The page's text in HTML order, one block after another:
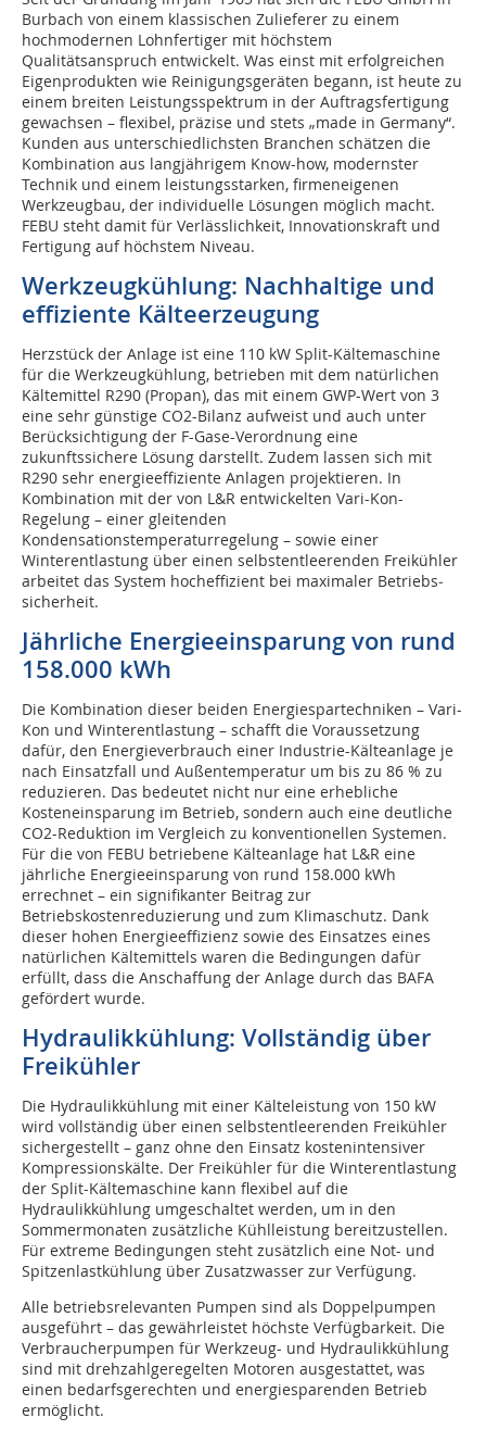
Burbach von einem klassischen Zulieferer zu einem
hochmodernen Lohnfertiger mit höchstem
Qualitätsanspruch entwickelt. Was einst mit erfolgreichen
Eigenprodukten wie Reinigungsgeräten begann, ist heute zu
einem breiten Leistungsspektrum in der Auftragsfertigung
gewachsen – flexibel, präzise und stets „made in Germany“.
Kunden aus unterschiedlichsten Branchen schätzen die
Kombination aus langjährigem Know-how, modernster
Technik und einem leistungsstarken, firmeneigenen
Werkzeugbau, der individuelle Lösungen möglich macht.
FEBU steht damit für Verlässlichkeit, Innovationskraft und
Fertigung auf höchstem Niveau.
Werkzeugkühlung: Nachhaltige und
effiziente Kälteerzeugung
Herzstück der Anlage ist eine 110 kW Split-Kältemaschine
für die Werkzeugkühlung, betrieben mit dem natürlichen
Kältemittel R290 (Propan), das mit einem GWP-Wert von 3
eine sehr günstige CO2-Bilanz aufweist und auch unter
Berücksichtigung der F-Gase-Verordnung eine
zukunftssichere Lösung darstellt. Zudem lassen sich mit
R290 sehr energieeffiziente Anlagen projektieren. In
Kombination mit der von L&R entwickelten Vari-Kon-
Regelung – einer gleitenden
Kondensationstemperaturregelung – sowie einer
Winterentlastung über einen selbstentleerenden Freikühler
arbeitet das System hocheffizient bei maximaler Betriebs­
sicherheit.
Jährliche Energieeinsparung von rund
158.000 kWh
Die Kombination dieser beiden Energiespartechniken – Vari-
Kon und Winterentlastung – schafft die Voraussetzung
dafür, den Energieverbrauch einer Industrie-Kälteanlage je
nach Einsatzfall und Außentemperatur um bis zu 86 % zu
reduzieren. Das bedeutet nicht nur eine erhebliche
Kosteneinsparung im Betrieb, sondern auch eine deutliche
CO2-Reduktion im Vergleich zu konventionellen Systemen.
Für die von FEBU betriebene Kälteanlage hat L&R eine
jährliche Energieeinsparung von rund 158.000 kWh
errechnet – ein signifikanter Beitrag zur
Betriebskostenreduzierung und zum Klimaschutz. Dank
dieser hohen Energieeffizienz sowie des Einsatzes eines
natürlichen Kältemittels waren die Bedingungen dafür
erfüllt, dass die Anschaffung der Anlage durch das BAFA
gefördert wurde.
Hydraulikkühlung: Vollständig über
Freikühler
Die Hydraulikkühlung mit einer Kälteleistung von 150 kW
wird vollständig über einen selbstentleerenden Freikühler
sichergestellt – ganz ohne den Einsatz kostenintensiver
Kompressionskälte. Der Freikühler für die Winterentlastung
der Split-Kältemaschine kann flexibel auf die
Hydraulikkühlung umgeschaltet werden, um in den
Sommermonaten zusätzliche Kühlleistung bereitzustellen.
Für extreme Bedingungen steht zusätzlich eine Not- und
Spitzenlastkühlung über Zusatzwasser zur Verfügung.
Alle betriebsrelevanten Pumpen sind als Doppelpumpen
ausgeführt – das gewährleistet höchste Verfügbarkeit. Die
Verbraucherpumpen für Werkzeug- und Hydraulikkühlung
sind mit drehzahlgeregelten Motoren ausgestattet, was
einen bedarfsgerechten und energiesparenden Betrieb
ermöglicht.